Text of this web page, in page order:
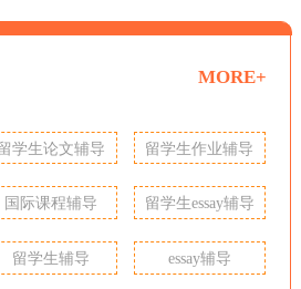
MORE+
学生论文辅导 留学生作业辅导
国际课程辅导 留学生essay辅导
留学生辅导 essay辅导